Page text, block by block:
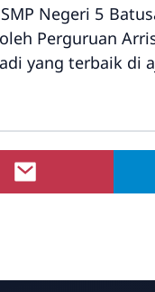
Negeri 5
Perguruan
yang terbaik di